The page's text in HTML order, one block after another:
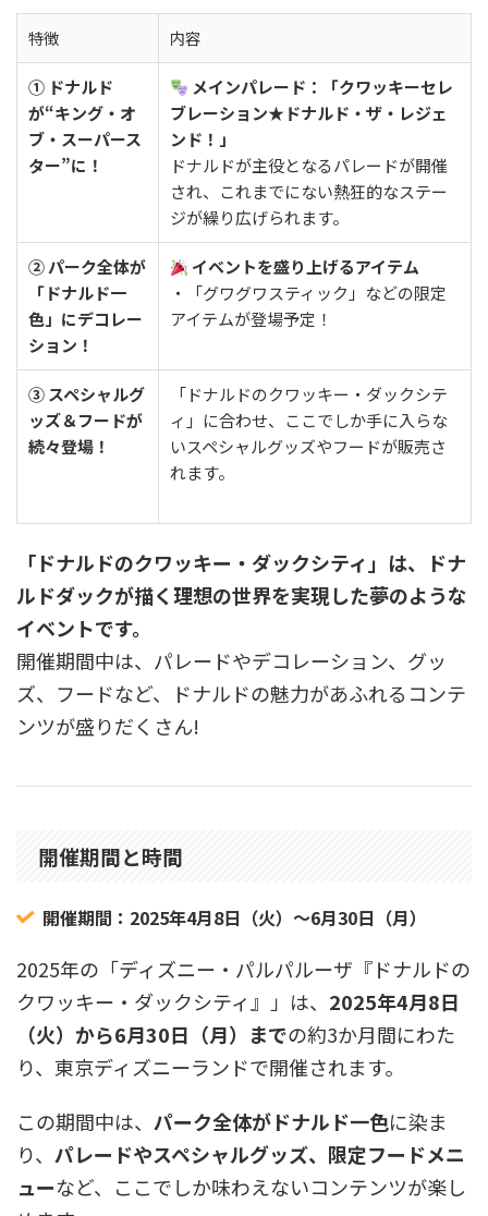
特徴 内容
① ドナルド
が“キング・オ
ブ・スーパース
ター”に！
メインパレード：「クワッキーセレ
ブレーション★ドナルド・ザ・レジェ
ンド！」
ドナルドが主役となるパレードが開催
され、これまでにない熱狂的なステー
ジが繰り広げられます。
② パーク全体が
「ドナルド一
色」にデコレー
ション！
イベントを盛り上げるアイテム
・「グワグワスティック」などの限定
アイテムが登場予定！
③ スペシャルグ
ッズ＆フードが
続々登場！
「ドナルドのクワッキー・ダックシテ
ィ」に合わせ、ここでしか手に入らな
いスペシャルグッズやフードが販売さ
れます。
「ドナルドのクワッキー・ダックシティ」は、ドナ
ルドダックが描く理想の世界を実現した夢のような
イベントです。
開催期間中は、パレードやデコレーション、グッ
ズ、フードなど、ドナルドの魅力があふれるコンテ
ンツが盛りだくさん!
開催期間と時間
開催期間：2025年4月8日（火）～6月30日（月）
2025年の「ディズニー・パルパルーザ『ドナルドの
クワッキー・ダックシティ』」は、 2025年4月8日
（火）から6月30日（月）までの約3か月間にわた
り、東京ディズニーランドで開催されます。
この期間中は、 パーク全体がドナルド一色に染ま
り、 パレードやスペシャルグッズ、限定フードメニ
ューなど、ここでしか味わえないコンテンツが楽し